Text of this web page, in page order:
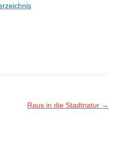
Raus in die Stadtnatur →